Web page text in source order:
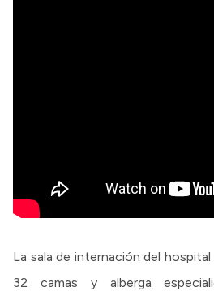
La sala de internación del
32 camas y alberga